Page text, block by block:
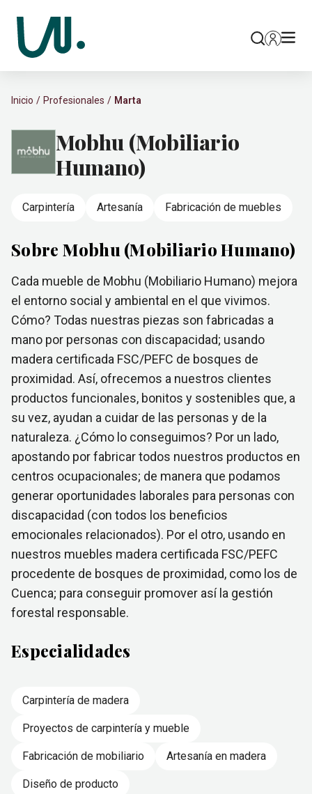
Inicio Profesionales Marta
Mobhu (Mobiliario
Humano)
Carpintería Artesanía Fabricación de muebles
Sobre Mobhu (Mobiliario Humano)
Cada mueble de Mobhu (Mobiliario Humano) mejora
el entorno social y ambiental en el que vivimos.
Cómo? Todas nuestras piezas son fabricadas a
mano por personas con discapacidad; usando
madera certificada FSC/PEFC de bosques de
proximidad. Así, ofrecemos a nuestros clientes
productos funcionales, bonitos y sostenibles que, a
su vez, ayudan a cuidar de las personas y de la
naturaleza. ¿Cómo lo conseguimos? Por un lado,
apostando por fabricar todos nuestros productos en
centros ocupacionales; de manera que podamos
generar oportunidades laborales para personas con
discapacidad (con todos los beneficios
emocionales relacionados). Por el otro, usando en
nuestros muebles madera certificada FSC/PEFC
procedente de bosques de proximidad, como los de
Cuenca; para conseguir promover así la gestión
forestal responsable.
Especialidades
Carpintería de madera
Proyectos de carpintería y mueble
Fabricación de mobiliario Artesanía en madera
Diseño de producto